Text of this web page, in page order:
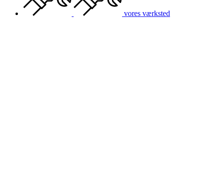
vores værksted